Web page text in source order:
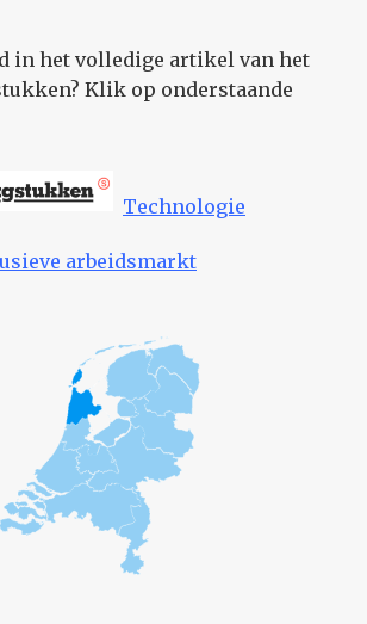
in het volledige artikel van het
Klik op onderstaande
Technologie
arbeidsmarkt